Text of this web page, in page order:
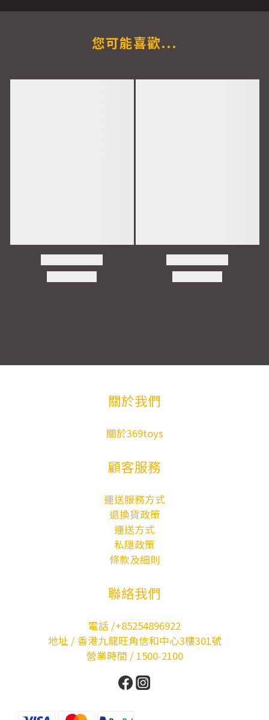
您可能喜歡...
關於我們
關於369toys
顧客服務
運送服務方式
退換貨政策
運送方式
私隱政策
條款及細則
聯絡我們
電話 /+85254896922
地址 / 香港九龍旺角信和中心3樓301號
營業時間 / 1500-2100